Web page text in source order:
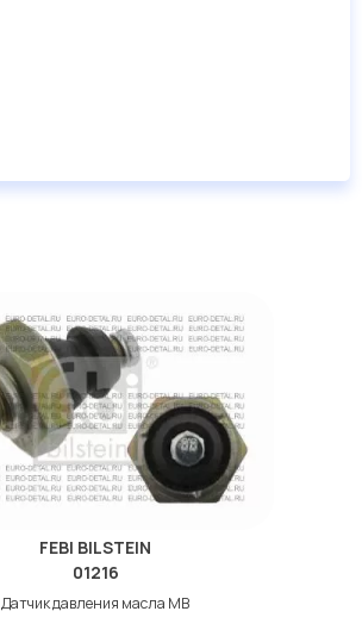
FEBI BILSTEIN
01216
Датчик давления масла МВ